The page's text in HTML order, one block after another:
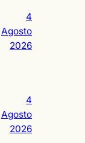
4
Agosto
2026
4
Agosto
2026